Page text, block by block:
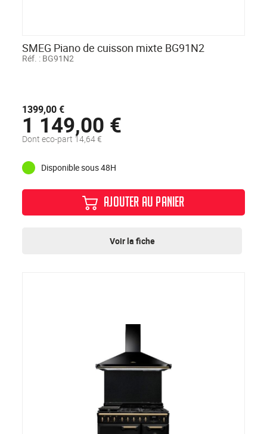
SMEG Piano de cuisson mixte BG91N2
Réf. : BG91N2
1399,00 €
1 149,00 €
Dont eco-part 14,64 €
Disponible sous 48H
AJOUTER AU PANIER
Voir la fiche